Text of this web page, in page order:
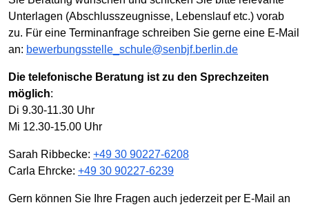
Unterlagen (Abschlusszeugnisse, Lebenslauf etc.) vorab
zu. Für eine Terminanfrage schreiben Sie gerne eine E-Mail
an: bewerbungsstelle_schule@senbjf.berlin.de
Die telefonische Beratung ist zu den Sprechzeiten
möglich:
Di 9.30-11.30 Uhr
Mi 12.30-15.00 Uhr
Sarah Ribbecke: +49 30 90227-6208
Carla Ehrcke: +49 30 90227-6239
Gern können Sie Ihre Fragen auch jederzeit per E-Mail an